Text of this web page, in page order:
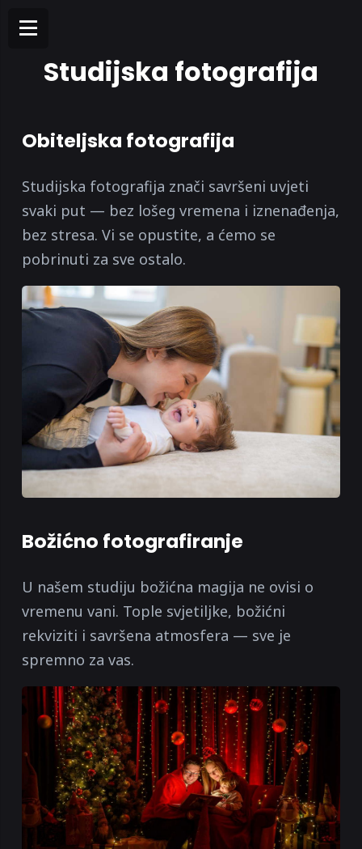
Studijska fotografija
Obiteljska fotografija
Studijska fotografija znači savršeni uvjeti
svaki put — bez lošeg vremena i iznenađenja,
bez stresa. Vi se opustite, a ćemo se
pobrinuti za sve ostalo.
Božićno fotografiranje
U našem studiju božićna magija ne ovisi o
vremenu vani. Tople svjetiljke, božićni
rekviziti i savršena atmosfera — sve je
spremno za vas.